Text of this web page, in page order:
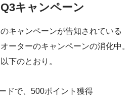
キャンペーン
キャンペーンが告知されている
ーターのキャンペーンの消化中。
下のとおり。
ドで、500ポイント獲得